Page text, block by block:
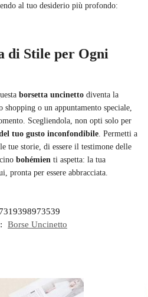
al tuo desiderio più profondo:
di Stile per Ogni
borsetta uncinetto diventa la
o un appuntamento speciale,
Scegliendola, non opti solo per
tuo gusto inconfondibile . Permetti a
tue storie, di essere il testimone delle
bohémien ti aspetta: la tua
pronta per essere abbracciata.
7319398973539
Borse Uncinetto